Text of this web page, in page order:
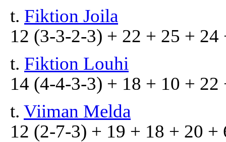
t. Fiktion Joila
12 (3-3-2-3) + 22 + 25 +
t. Fiktion Louhi
14 (4-4-3-3) + 18 + 10 +
t. Viiman Melda
12 (2-7-3) + 19 + 18 + 20